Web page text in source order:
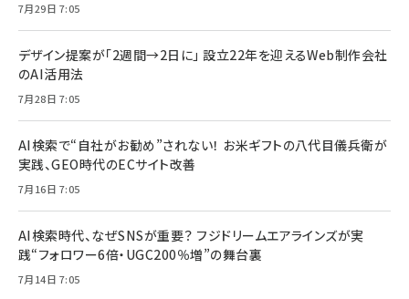
7月29日 7:05
デザイン提案が「2週間→2日に」 設立22年を迎えるWeb制作会社
のAI活用法
7月28日 7:05
AI検索で“自社がお勧め”されない！ お米ギフトの八代目儀兵衛が
実践、GEO時代のECサイト改善
7月16日 7:05
AI検索時代、なぜSNSが重要？ フジドリームエアラインズが実
践“フォロワー6倍・UGC200％増”の舞台裏
7月14日 7:05